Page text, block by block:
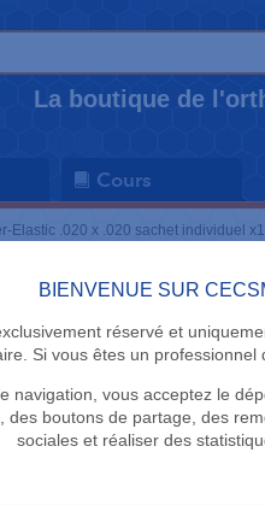
La boutique de
Cours
BIENVENUE SUR
réservé et
Si vous êtes un professionnel
navigation, vous acceptez le
des boutons de partage, des
sociales et réaliser des
Elastic .020 x .020 sachet individuel